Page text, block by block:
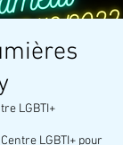
LGBTI+
LGBTI+ pour